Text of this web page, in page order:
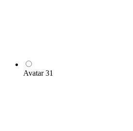
Avatar 31